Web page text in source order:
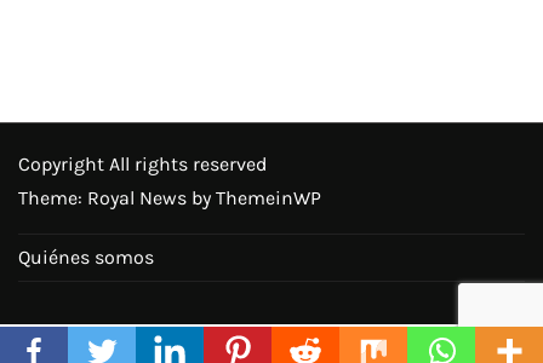
Copyright All rights reserved
Theme: Royal News by ThemeinWP
Quiénes somos